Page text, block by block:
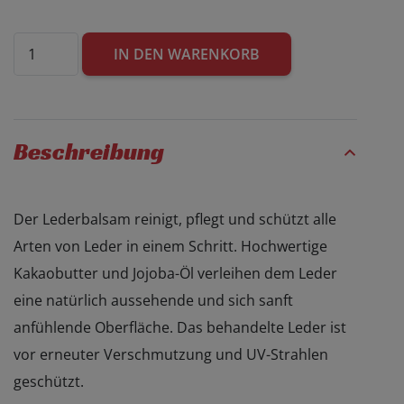
Meguiars
Lederbalsam
IN DEN WARENKORB
Beschreibung
Der Lederbalsam reinigt, pflegt und schützt alle
Arten von Leder in einem Schritt. Hochwertige
Kakaobutter und Jojoba-Öl verleihen dem Leder
eine natürlich aussehende und sich sanft
anfühlende Oberfläche. Das behandelte Leder ist
vor erneuter Verschmutzung und UV-Strahlen
geschützt.